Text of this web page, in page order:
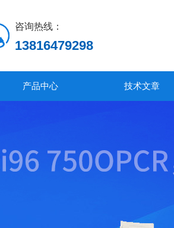
咨询热线：
13816479298
产品中心 技术文章